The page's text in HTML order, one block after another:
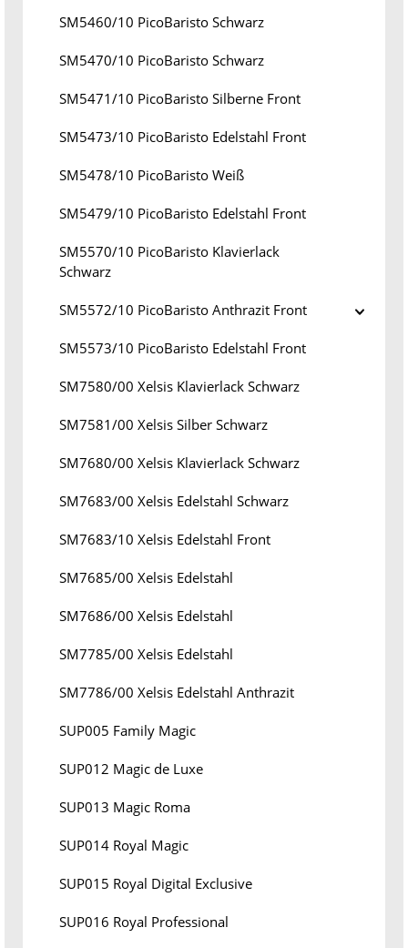
SM5460/10 PicoBaristo Schwarz
SM5470/10 PicoBaristo Schwarz
SM5471/10 PicoBaristo Silberne Front
SM5473/10 PicoBaristo Edelstahl Front
SM5478/10 PicoBaristo Weiß
SM5479/10 PicoBaristo Edelstahl Front
SM5570/10 PicoBaristo Klavierlack
Schwarz
SM5572/10 PicoBaristo Anthrazit Front
SM5573/10 PicoBaristo Edelstahl Front
SM7580/00 Xelsis Klavierlack Schwarz
SM7581/00 Xelsis Silber Schwarz
SM7680/00 Xelsis Klavierlack Schwarz
SM7683/00 Xelsis Edelstahl Schwarz
SM7683/10 Xelsis Edelstahl Front
SM7685/00 Xelsis Edelstahl
SM7686/00 Xelsis Edelstahl
SM7785/00 Xelsis Edelstahl
SM7786/00 Xelsis Edelstahl Anthrazit
SUP005 Family Magic
SUP012 Magic de Luxe
SUP013 Magic Roma
SUP014 Royal Magic
SUP015 Royal Digital Exclusive
SUP016 Royal Professional